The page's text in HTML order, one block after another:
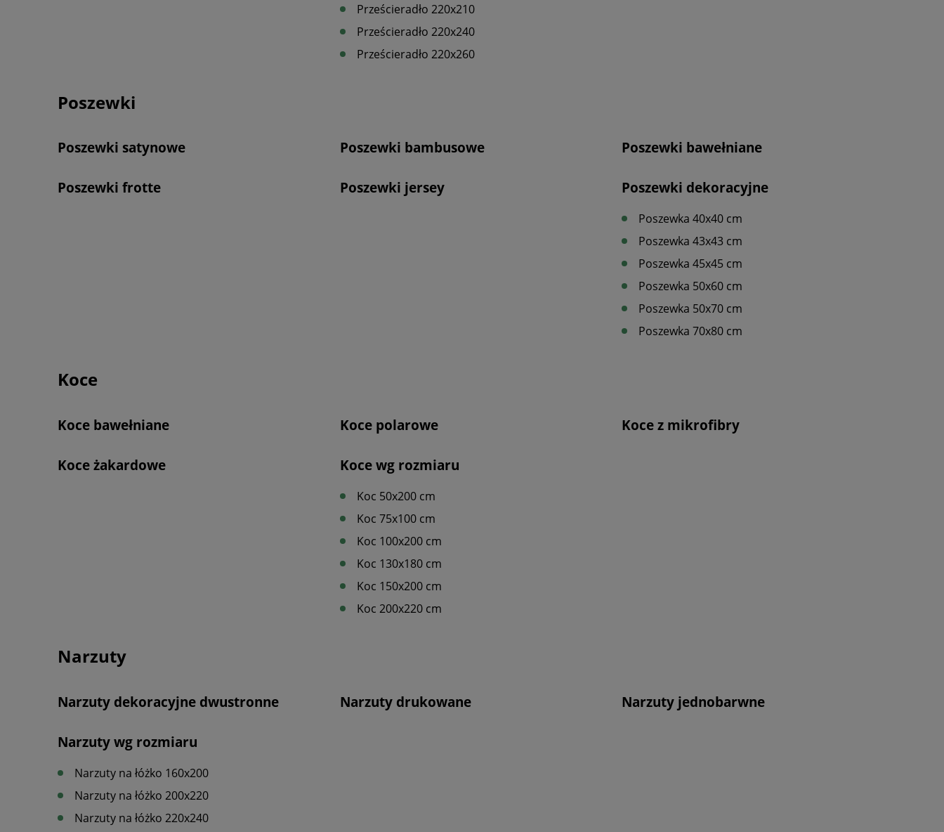
Prześcieradło 220x210
Prześcieradło 220x240
Prześcieradło 220x260
Poszewki
Poszewki satynowe Poszewki bambusowe Poszewki bawełniane
Poszewki frotte Poszewki jersey Poszewki dekoracyjne
Poszewka 40x40 cm
Poszewka 43x43 cm
Poszewka 45x45 cm
Poszewka 50x60 cm
Poszewka 50x70 cm
Poszewka 70x80 cm
Koce
Koce bawełniane Koce polarowe Koce z mikrofibry
Koce żakardowe Koce wg rozmiaru
Koc 50x200 cm
Koc 75x100 cm
Koc 100x200 cm
Koc 130x180 cm
Koc 150x200 cm
Koc 200x220 cm
Narzuty
Narzuty dekoracyjne dwustronne Narzuty drukowane Narzuty jednobarwne
Narzuty wg rozmiaru
Narzuty na łóżko 160x200
Narzuty na łóżko 200x220
Narzuty na łóżko 220x240